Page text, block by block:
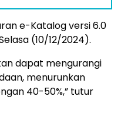
e-Katalog versi 6.0
(10/12/2024).
dapat mengurangi
menurunkan
40-50%,” tutur